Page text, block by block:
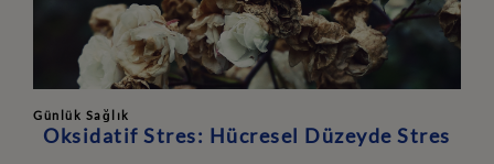
Günlük Sağlık
Oksidatif Stres: Hücresel Düzeyde Stres